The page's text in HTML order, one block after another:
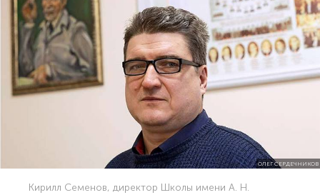
ОЛЕГ СЕРДЕЧНИКОВ
Кирилл Семенов, директор Школы имени А. Н.